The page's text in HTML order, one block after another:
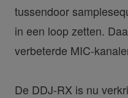
tussendoor
in een loop zetten.
verbeterde MIC-
De DDJ-RX is nu